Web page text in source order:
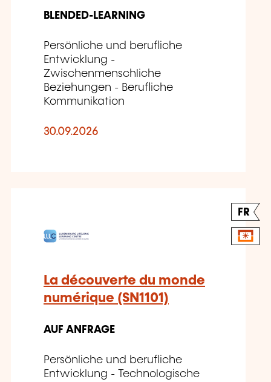
BLENDED-LEARNING
Persönliche und berufliche
Entwicklung -
Zwischenmenschliche
Beziehungen - Berufliche
Kommunikation
30.09.2026
FR
La découverte du monde
numérique (SN1101)
AUF ANFRAGE
Persönliche und berufliche
Entwicklung - Technologische